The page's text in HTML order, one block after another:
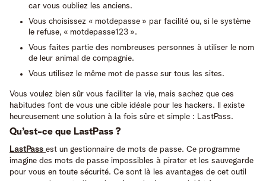
car vous oubliez les anciens.
Vous choisissez « motdepasse » par facilité ou, si le système
le refuse, « motdepasse123 ».
Vous faites partie des nombreuses personnes à utiliser le nom
de leur animal de compagnie.
Vous utilisez le même mot de passe sur tous les sites.
Vous voulez bien sûr vous faciliter la vie, mais sachez que ces
habitudes font de vous une cible idéale pour les hackers. Il existe
heureusement une solution à la fois sûre et simple : LastPass.
Qu’est-ce que LastPass ?
LastPass est un gestionnaire de mots de passe. Ce programme
imagine des mots de passe impossibles à pirater et les sauvegarde
pour vous en toute sécurité. Ce sont là les avantages de cet outil